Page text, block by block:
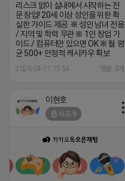
리스크 없이 실내에서 시작하는 전
문 창업! 20세 이상 성인을 위한 확
실한 가이드 제공. ※ 성인 남녀 전용
/ 지역 및 학력 무관 ※ 1인 창업 가
이드 / 컴퓨터만 있으면 OK ※ 월 평
균 500+ 안정적 캐시카우 확보
2026-04-17 15:54 댓글: 0개
이현호
비공개